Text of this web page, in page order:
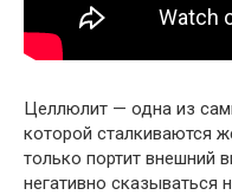
Целлюлит — одна из
которой сталкиваются
только портит внешний
негативно сказываться